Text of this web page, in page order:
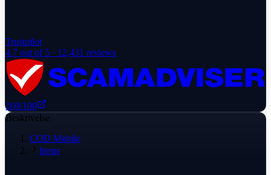
Trustpilot
4.7 out of 5 · 12,431 reviews
100/100
Beskrivelse
COD Mobile
Items